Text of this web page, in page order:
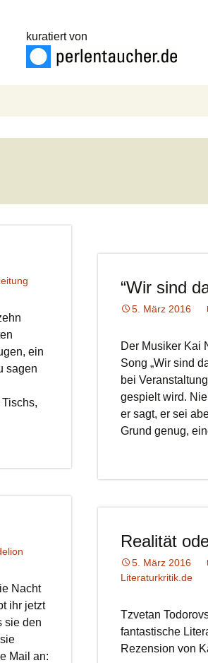
kuratiert von
ein
sagen
“Wir sind
5. März 2016
Der Musiker Kai
Song „Wir sind
bei
gespielt wird.
er sagt, er sei
Grund genug,
Nacht
ihr jetzt
sie den
Mail an:
Realität
5. März 2016
Literaturkritik.de
Tzvetan
fantastische
Rezension von